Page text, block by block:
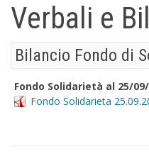
Verbali e
Bilancio Fondo di
Fondo Solidarietà al 25/
Fondo Solidarieta